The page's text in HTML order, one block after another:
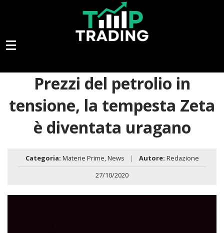
Prezzi del petrolio in
tensione, la tempesta Zeta
è diventata uragano
Categoria: Materie Prime,News | Autore: Redazione
27/10/2020